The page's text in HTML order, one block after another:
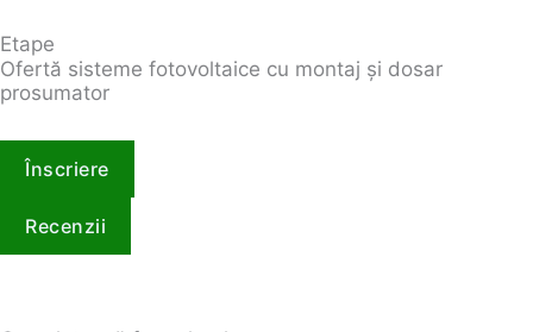
Etape
Ofertă sisteme fotovoltaice cu montaj și dosar
prosumator
Înscriere
Recenzii